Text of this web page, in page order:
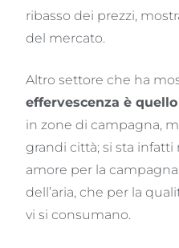
ribasso dei prezzi,
del mercato.
Altro settore che ha
effervescenza è
in zone di campagna,
grandi città; si sta
amore per la
dell’aria, che per la
vi si consumano.